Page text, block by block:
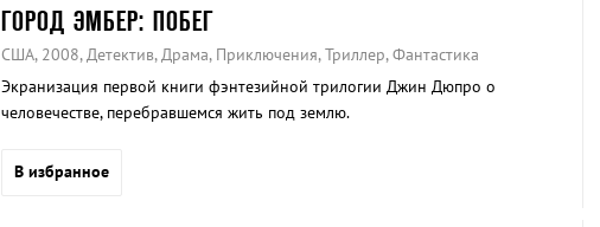
ГОРОД ЭМБЕР: ПОБЕГ
США, 2008, Детектив, Драма, Приключения, Триллер, Фантастика
Экранизация первой книги фэнтезийной трилогии Джин Дюпро о
человечестве, перебравшемся жить под землю.
В избранное